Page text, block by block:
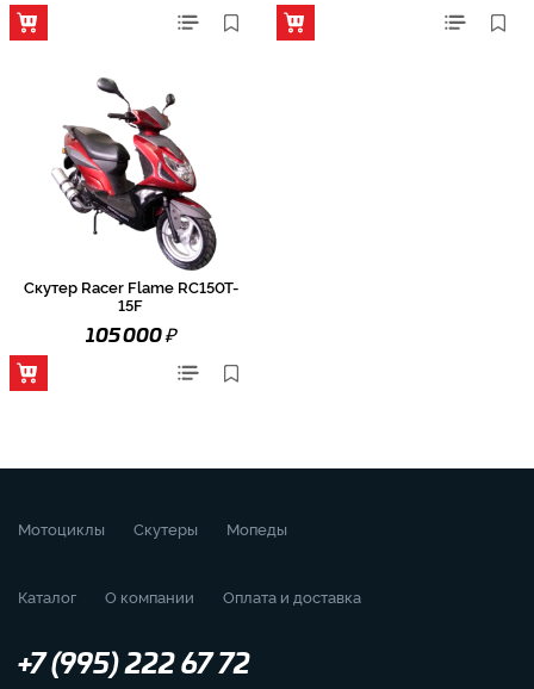
Скутер Racer Flame RC150T-
15F
105 000₽
Мотоциклы Скутеры Мопеды
Каталог О компании Оплата и доставка
+7 (995) 222 67 72